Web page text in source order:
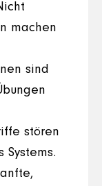
machen
sind
stören